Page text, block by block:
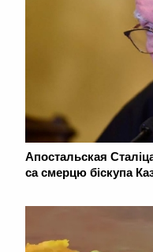
Апостальская
са смерцю біскупа